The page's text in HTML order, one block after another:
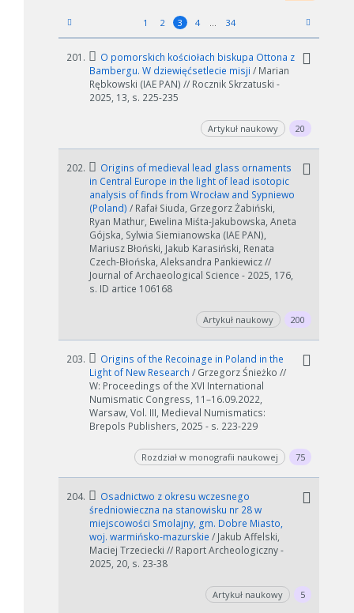
1 2 3 4 34
201.
O pomorskich kościołach biskupa Ottona z
Bambergu. W dziewięćsetlecie misji / Marian
Rębkowski (IAE PAN) // Rocznik Skrzatuski -
2025, 13, s. 225-235
Artykuł naukowy 20
202.
Origins of medieval lead glass ornaments
in Central Europe in the light of lead isotopic
analysis of finds from Wrocław and Sypniewo
(Poland) / Rafał Siuda, Grzegorz Żabiński,
Ryan Mathur, Ewelina Miśta-Jakubowska, Aneta
Gójska, Sylwia Siemianowska (IAE PAN),
Mariusz Błoński, Jakub Karasiński, Renata
Czech-Błońska, Aleksandra Pankiewicz //
Journal of Archaeological Science - 2025, 176,
s. ID artice 106168
Artykuł naukowy 200
203.
Origins of the Recoinage in Poland in the
Light of New Research / Grzegorz Śnieżko //
W: Proceedings of the XVI International
Numismatic Congress, 11–16.09.2022,
Warsaw, Vol. III, Medieval Numismatics:
Brepols Publishers, 2025 - s. 223-229
Rozdział w monografii naukowej 75
204.
Osadnictwo z okresu wczesnego
średniowieczna na stanowisku nr 28 w
miejscowości Smolajny, gm. Dobre Miasto,
woj. warmińsko-mazurskie / Jakub Affelski,
Maciej Trzeciecki // Raport Archeologiczny -
2025, 20, s. 23-38
Artykuł naukowy 5